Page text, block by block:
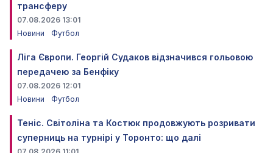
трансферу
07.08.2026 13:01
Новини
Футбол
Ліга Європи. Георгій Судаков відзначився гольовою
передачею за Бенфіку
07.08.2026 12:01
Новини
Футбол
Теніс. Світоліна та Костюк продовжують розривати
суперниць на турнірі у Торонто: що далі